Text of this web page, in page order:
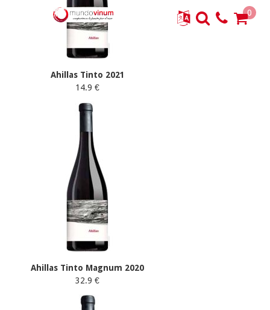
Ahillas Tinto 2021
14.9 €
Ahillas Tinto Magnum 2020
32.9 €
0